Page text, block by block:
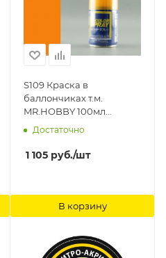
S109 Краска в
баллончиках т.м.
MR.HOBBY 100мл
CHARACTER YELLOW
Gunze Sangyo
Достаточно
1 105 руб./шт
В корзину